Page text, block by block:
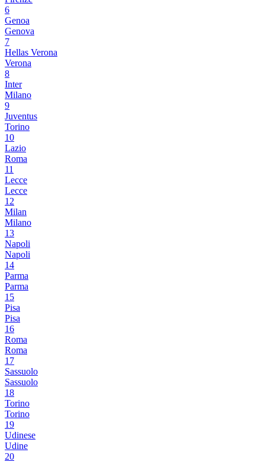
6
Genoa
Genova
7
Hellas Verona
Verona
8
Inter
Milano
9
Juventus
Torino
10
Lazio
Roma
11
Lecce
Lecce
12
Milan
Milano
13
Napoli
Napoli
14
Parma
Parma
15
Pisa
Pisa
16
Roma
Roma
17
Sassuolo
Sassuolo
18
Torino
Torino
19
Udinese
Udine
20